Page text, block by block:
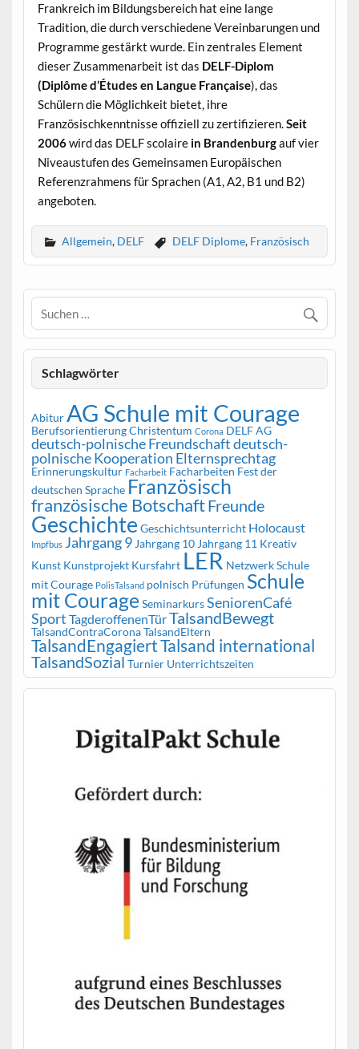
Frankreich im Bildungsbereich hat eine lange
Tradition, die durch verschiedene Vereinbarungen und
Programme gestärkt wurde. Ein zentrales Element
dieser Zusammenarbeit ist das DELF-Diplom
(Diplôme d’Études en Langue Française), das
Schülern die Möglichkeit bietet, ihre
Französischkenntnisse offiziell zu zertifizieren.Seit
2006wird das DELF scolaire in Brandenburgauf vier
Niveaustufen des Gemeinsamen Europäischen
Referenzrahmens für Sprachen (A1, A2, B1 und B2)
angeboten.
Allgemein, DELF DELF Diplome, Französisch
Schlagwörter
Abitur AG Schule mit Courage
BerufsorientierungChristentum Corona DELF AG
deutsch-polnische Freundschaftdeutsch-
polnische Kooperation Elternsprechtag
Erinnerungskultur Facharbeit Facharbeiten Fest der
deutschen Sprache Französisch
französische BotschaftFreunde
Geschichte Geschichtsunterricht Holocaust
Impfbus Jahrgang 9 Jahrgang 10 Jahrgang 11 Kreativ
Kunst Kunstprojekt Kursfahrt LER Netzwerk Schule
mit Courage PolisTalsand polnisch Prüfungen Schule
mit Courage SeminarkursSeniorenCafé
Sport TagderoffenenTürTalsandBewegt
TalsandContraCoronaTalsandEltern
TalsandEngagiertTalsand international
TalsandSozial Turnier Unterrichtszeiten